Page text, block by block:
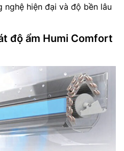
nghệ hiện đại và độ bền lâu
độ ẩm Humi Comfort